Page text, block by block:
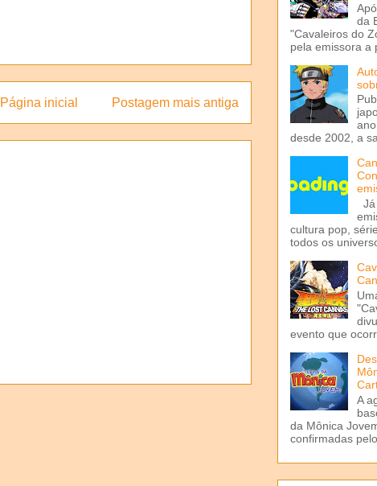
Postagem mais antiga
Página inicial
da
"Cavaleiros do
pela emissora a
desde 2002, a
cultura pop,
todos os
evento que
A
da Mônica
confirmadas